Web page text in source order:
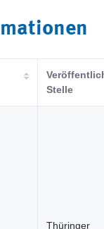
Stelle
Thüringer